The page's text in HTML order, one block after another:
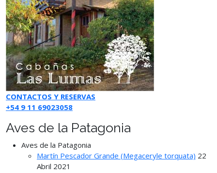
CONTACTOS Y RESERVAS
+54 9 11 69023058
Aves de la Patagonia
Aves de la Patagonia
Martín Pescador Grande (Megaceryle torquata) 22
Abril 2021